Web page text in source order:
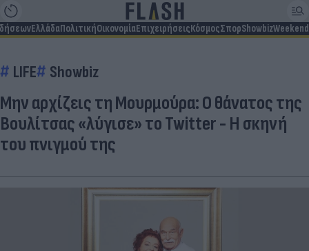
ΕλλάδαΠολιτικήΟικονομίαΕπιχειρήσειςΚόσμοςΣπορShowbizWeekend
LIFE Showbiz
Μην αρχίζεις τη Μουρμούρα: Ο θάνατος της
Βουλίτσας «λύγισε» το Twitter - Η σκηνή
του πνιγμού της